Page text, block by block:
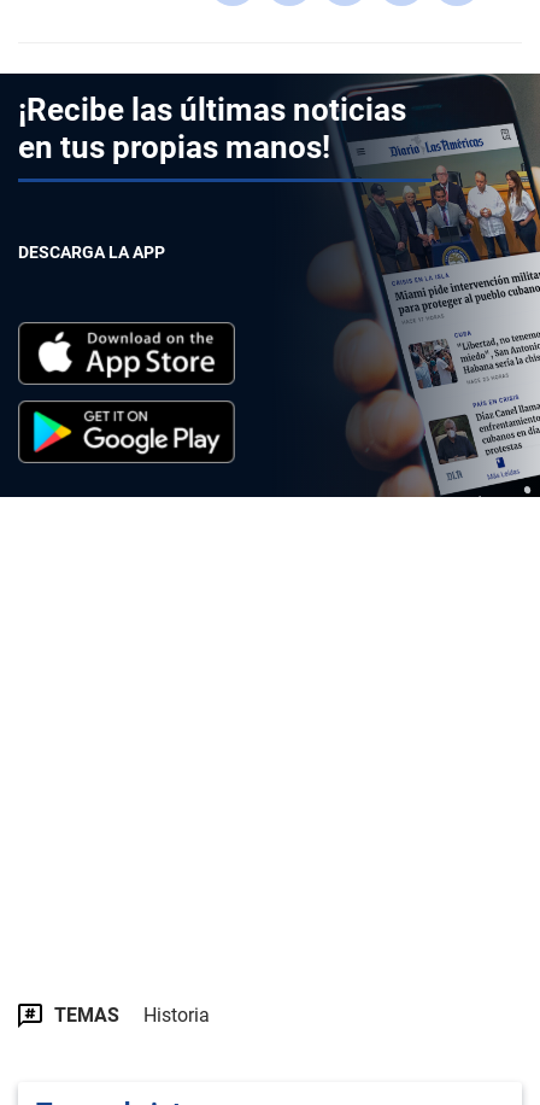
¡Recibe las últimas noticias
en tus propias manos!
DESCARGA LA APP
TEMAS Historia